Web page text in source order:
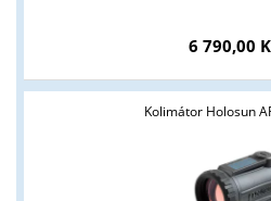
6 790,00
Kolimátor Holosun
podnikatelům v oblasti zbraně